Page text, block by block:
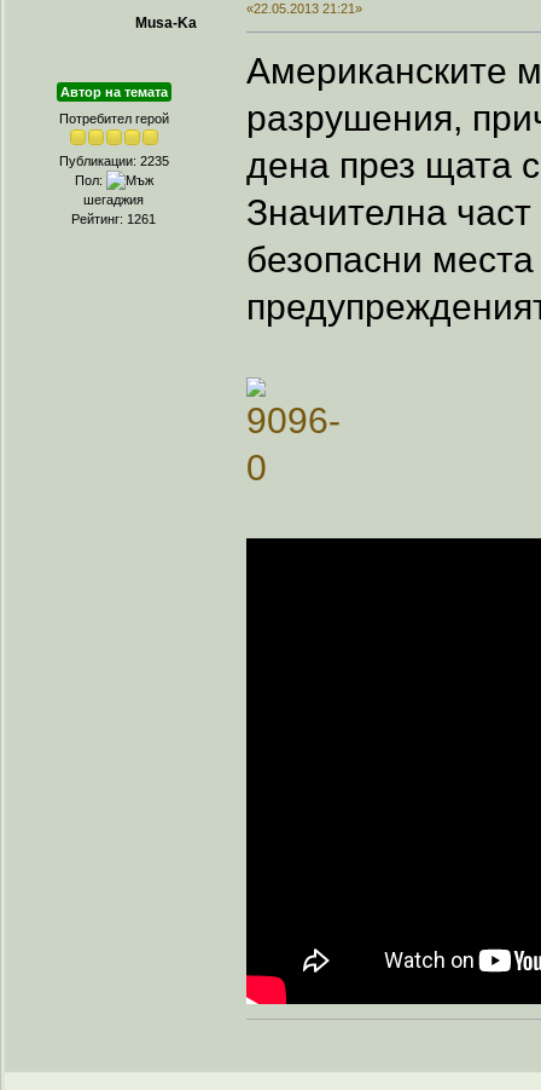
Musa-Ka
Автор на темата
Потребител герой
Публикации: 2235
Пол:
шегаджия
Рейтинг: 1261
«22.05.2013 21:21»
Американските
разрушения,
дена през щата
Значителна
безопасни